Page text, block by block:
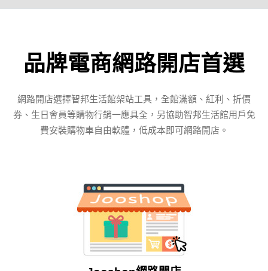
品牌電商網路開店首選
網路開店選擇智邦生活館架站工具，全館滿額、紅利、折價
券、生日會員等購物行銷一應具全，另協助智邦生活館用戶免
費安裝購物車自由軟體，低成本即可網路開店。